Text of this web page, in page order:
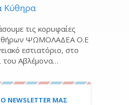
Κύθηρα
τις κορυφαίες
ΨΩΜΟΛΑΔΕΑ Ο.Ε
εστιατόριο, στο
του Αβλέμονα…
NEWSLETTER ΜΑΣ